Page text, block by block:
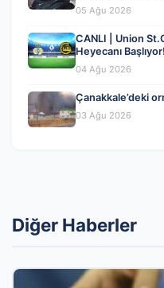
05 Ağu 2026
CANLI | Union
Heyecanı
04 Ağustos 2026
04 Ağu 2026
Çanakkale’deki
03 Ağu 2026
Diğer Haberler